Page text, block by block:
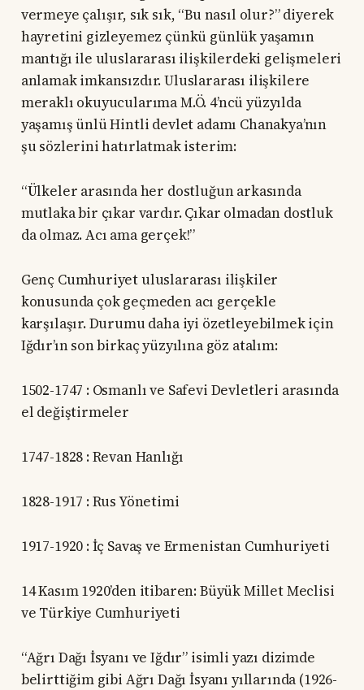
vermeye çalışır, sık sık, “Bu nasıl olur?” diyerek
hayretini gizleyemez çünkü günlük yaşamın
mantığı ile uluslararası ilişkilerdeki gelişmeleri
anlamak imkansızdır. Uluslararası ilişkilere
meraklı okuyucularıma M.Ö. 4’ncü yüzyılda
yaşamış ünlü Hintli devlet adamı Chanakya’nın
şu sözlerini hatırlatmak isterim:
“Ülkeler arasında her dostluğun arkasında
mutlaka bir çıkar vardır. Çıkar olmadan dostluk
da olmaz. Acı ama gerçek!”
Genç Cumhuriyet uluslararası ilişkiler
konusunda çok geçmeden acı gerçekle
karşılaşır. Durumu daha iyi özetleyebilmek için
Iğdır’ın son birkaç yüzyılına göz atalım:
1502-1747 : Osmanlı ve Safevi Devletleri arasında
el değiştirmeler
1747-1828 : Revan Hanlığı
1828-1917 : Rus Yönetimi
1917-1920 : İç Savaş ve Ermenistan Cumhuriyeti
14 Kasım 1920’den itibaren: Büyük Millet Meclisi
ve Türkiye Cumhuriyeti
“Ağrı Dağı İsyanı ve Iğdır” isimli yazı dizimde
belirttiğim gibi Ağrı Dağı İsyanı yıllarında (1926-